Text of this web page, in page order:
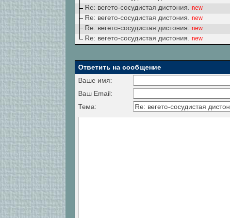
Re: вегето-сосудистая дистония.
new
Re: вегето-сосудистая дистония.
new
Re: вегето-сосудистая дистония.
new
Re: вегето-сосудистая дистония.
new
Ответить на сообщение
Ваше имя:
Ваш Email:
Тема: